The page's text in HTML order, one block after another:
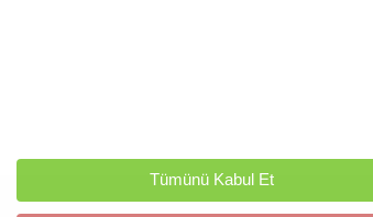
Tümünü Kabul Et